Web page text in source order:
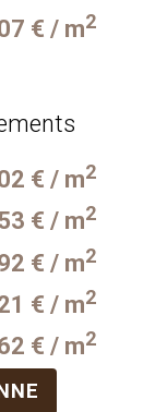
€ / m2
€ / m2
€ / m2
€ / m2
€ / m2
€ / m2